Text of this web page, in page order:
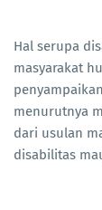
Hal serupa
masyarakat
menurutnya
dari usulan
disabilitas